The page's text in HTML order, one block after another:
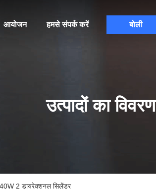
आयोजन हमसे संपर्क करें बोली
उत्पादों का विवरण
2 डायरेक्शनल सिलेंडर